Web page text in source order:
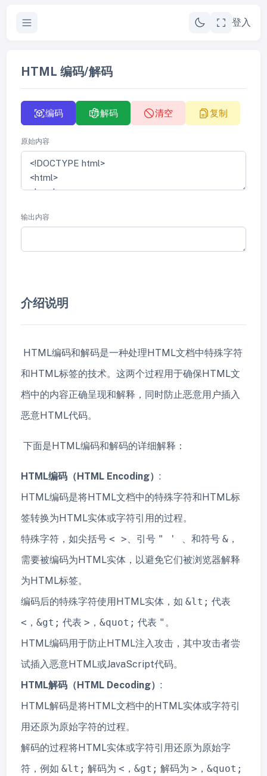
登入
HTML 编码/解码
编码 解码 清空 复制
原始内容
输出内容
介绍说明
HTML编码和解码是一种处理HTML文档中特殊字符
和HTML标签的技术。这两个过程用于确保HTML文
档中的内容正确呈现和解释，同时防止恶意用户插入
恶意HTML代码。
下面是HTML编码和解码的详细解释：
HTML编码（HTML Encoding）:
HTML编码是将HTML文档中的特殊字符和HTML标
签转换为HTML实体或字符引用的过程。
特殊字符，如尖括号< > 、引号 " ' 、和符号& ，
需要被编码为HTML实体，以避免它们被浏览器解释
为HTML标签。
编码后的特殊字符使用HTML实体，如&lt; 代表
< ，&gt; 代表> ，&quot; 代表 " 。
HTML编码用于防止HTML注入攻击，其中攻击者尝
试插入恶意HTML或JavaScript代码。
HTML解码（HTML Decoding）:
HTML解码是将HTML文档中的HTML实体或字符引
用还原为原始字符的过程。
解码的过程将HTML实体或字符引用还原为原始字
符，例如&lt; 解码为< ，&gt; 解码为> ，&quot;